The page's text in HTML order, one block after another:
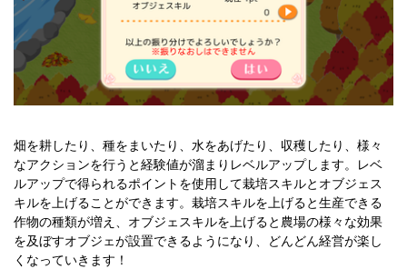
畑を耕したり、種をまいたり、水をあげたり、収穫したり、様々
なアクションを行うと経験値が溜まりレベルアップします。レベ
ルアップで得られるポイントを使用して栽培スキルとオブジェス
キルを上げることができます。栽培スキルを上げると生産できる
作物の種類が増え、オブジェスキルを上げると農場の様々な効果
を及ぼすオブジェが設置できるようになり、どんどん経営が楽し
くなっていきます！